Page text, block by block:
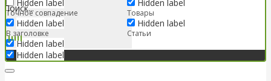
Hidden label
Точное совпадение
Hidden label
В заголовке
Hidden label
Hidden label
Hidden label
Товары
Hidden label
Статьи